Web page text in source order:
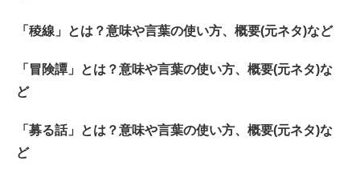
「稜線」とは？意味や言葉の使い方、概要(元ネタ)など
「冒険譚」とは？意味や言葉の使い方、概要(元ネタ)な
ど
「募る話」とは？意味や言葉の使い方、概要(元ネタ)な
ど